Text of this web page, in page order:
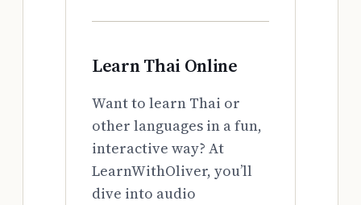
Learn Thai Online
Want to learn Thai or
other languages in a fun,
interactive way? At
LearnWithOliver, you’ll
dive into audio